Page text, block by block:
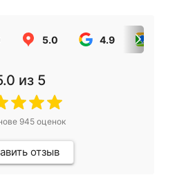
5.0 4.9
из 5
945оценок
отзыв